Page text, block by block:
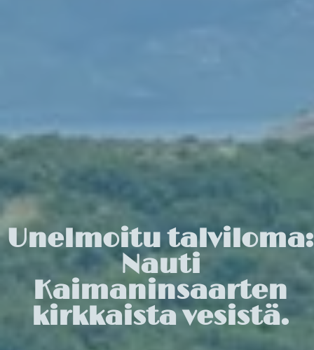
Unelmoitu talviloma:
Nauti
Kaimaninsaarten
kirkkaista vesistä.